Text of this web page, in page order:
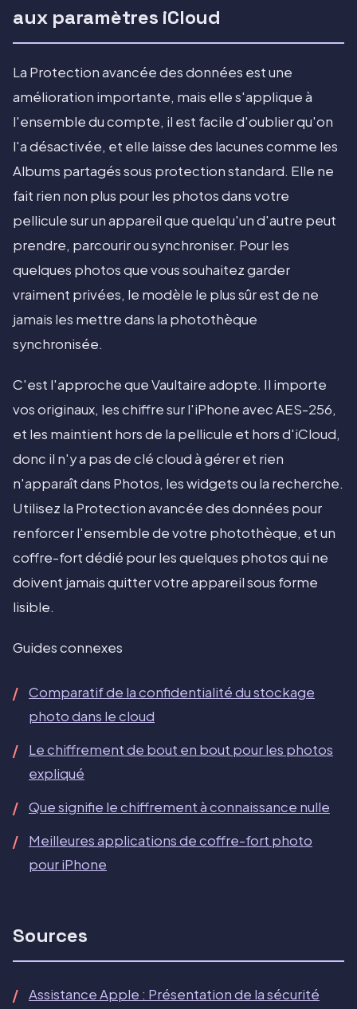
aux paramètres iCloud
La Protection avancée des données est une
amélioration importante, mais elle s'applique à
l'ensemble du compte, il est facile d'oublier qu'on
l'a désactivée, et elle laisse des lacunes comme les
Albums partagés sous protection standard. Elle ne
fait rien non plus pour les photos dans votre
pellicule sur un appareil que quelqu'un d'autre peut
prendre, parcourir ou synchroniser. Pour les
quelques photos que vous souhaitez garder
vraiment privées, le modèle le plus sûr est de ne
jamais les mettre dans la photothèque
synchronisée.
C'est l'approche que Vaultaire adopte. Il importe
vos originaux, les chiffre sur l'iPhone avec AES-256,
et les maintient hors de la pellicule et hors d'iCloud,
donc il n'y a pas de clé cloud à gérer et rien
n'apparaît dans Photos, les widgets ou la recherche.
Utilisez la Protection avancée des données pour
renforcer l'ensemble de votre photothèque, et un
coffre-fort dédié pour les quelques photos qui ne
doivent jamais quitter votre appareil sous forme
lisible.
Guides connexes
Comparatif de la confidentialité du stockage
photo dans le cloud
Le chiffrement de bout en bout pour les photos
expliqué
Que signifie le chiffrement à connaissance nulle
Meilleures applications de coffre-fort photo
pour iPhone
Sources
Assistance Apple : Présentation de la sécurité